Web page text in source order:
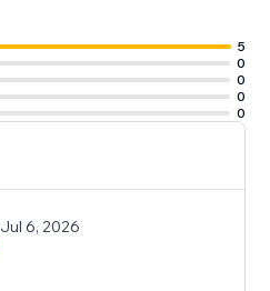
5
0
0
0
0
6, 2026